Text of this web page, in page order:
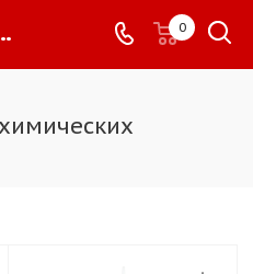
продуктов - 0